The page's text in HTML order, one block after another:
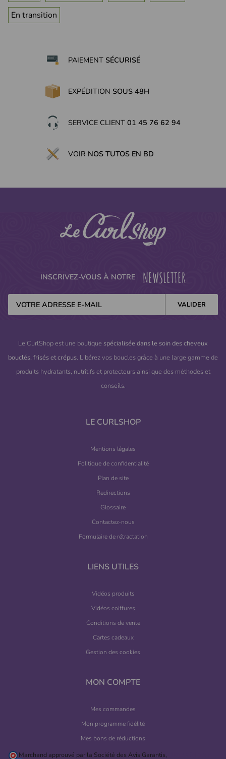
En transition
PAIEMENT SÉCURISÉ
EXPÉDITION SOUS 48H
SERVICE CLIENT 01 45 76 62 94
VOIR NOS TUTOS EN BD
INSCRIVEZ-VOUS À NOTRE NEWSLETTER
Le CurlShop est une boutique spécialisée dans le soin des cheveux
bouclés, frisés et crépus. Libérez vos boucles grâce à une large gamme de
produits hydratants, nutritifs et protecteurs ainsi que des méthodes et
conseils.
LE CURLSHOP
Mentions légales
Politique de confidentialité
Plan de site
Redirections
Glossaire
Contactez-nous
Formulaire de rétractation
LIENS UTILES
Vidéos produits
Vidéos coiffures
Conditions de vente
Cartes cadeaux
Gestion des cookies
MON COMPTE
Mes commandes
Mon programme fidélité
Mes bons de réductions
Marchand approuvé par la Société des Avis Garantis,